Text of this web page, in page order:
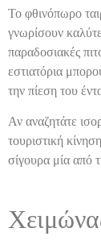
Το φθινόπωρο
γνωρίσουν
παραδοσιακές
εστιατόρια
την πίεση του
Αν αναζητάτε
τουριστική
σίγουρα μία από